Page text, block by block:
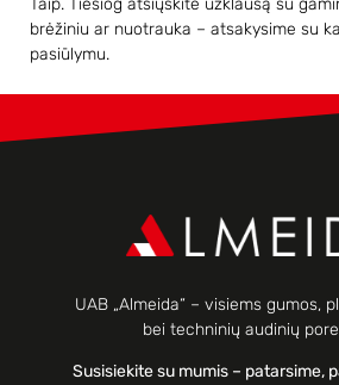
brėžiniu ar nuotrauka – atsakysime su
pasiūlymu.
UAB „Almeida“ – visiems gumos,
bei techninių audinių
Susisiekite su mumis – patarsime,